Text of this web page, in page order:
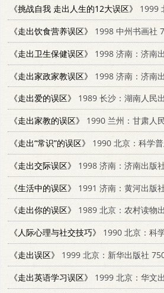
《挑战自我 走出人生的12大误区》
1999
《走出饮食营养误区》
1998 中州书画社
《走出卫生保健误区》
1998 济南：济南
《走出家政家教误区》
1998 济南：济南
《走出爱的误区》
1989 长沙：湖南人民
《走出家教的误区》
1990 兰州：甘肃人
《走出“常识”的误区》
1990 北京：科学普及出
《走出交际误区》
1998 济南：济南出版
《生活中的误区》
1991 济南：黄河出版
《走出你的误区》
1989 北京：农村读物
《人际心理与社交技巧》
1990 北京：科学
《走出误区》
1999 北京：新华出版社
《走出英语学习误区》
1999 北京：华文